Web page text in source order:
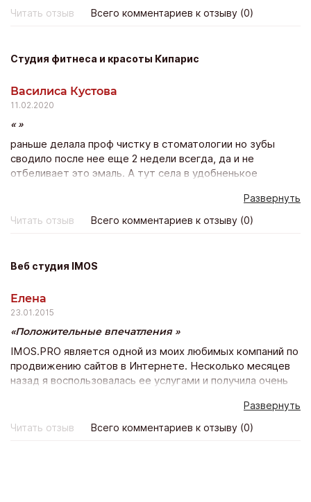
одолжение мне делали. Покупка состоялась, но остался
Читать отзыв Всего комментариев к отзыву (0)
Студия фитнеса и красоты Кипарис
Василиса Кустова
11.02.2020
раньше делала проф чистку в стоматологии но зубы
сводило после нее еще 2 недели всегда, да и не
отбеливает это эмаль. А тут села в удобненькое
белее тона на два уже после 1 процедуры! Боли нет
никакой – просто волшебно и результат будет держатся
Развернуть
Читать отзыв
Всего комментариев к отзыву (0)
Веб студия IMOS
Елена
23.01.2015
Положительные впечатления
IMOS.PRO является одной из моих любимых компаний по
продвижению сайтов в Интернете. Несколько месяцев
назад я воспользовалась ее услугами и получила очень
Сайт стал оживленным, популярным, появилось много
активных участников группы, спасибо вам, у вас
Развернуть
Читать отзыв
Всего комментариев к отзыву (0)